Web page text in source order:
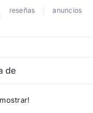
reseñas anuncios
de